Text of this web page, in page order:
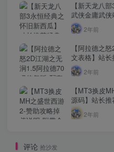
【新天龙八
武侠金庸武
源码视频架设
2年前
【阿拉德之
文表格】站
最新打包
管理后台-新
本！
2年前
【MT3换皮
源码】站长
游-2024年7
程-多功能GM
2年前
评论 抢沙发